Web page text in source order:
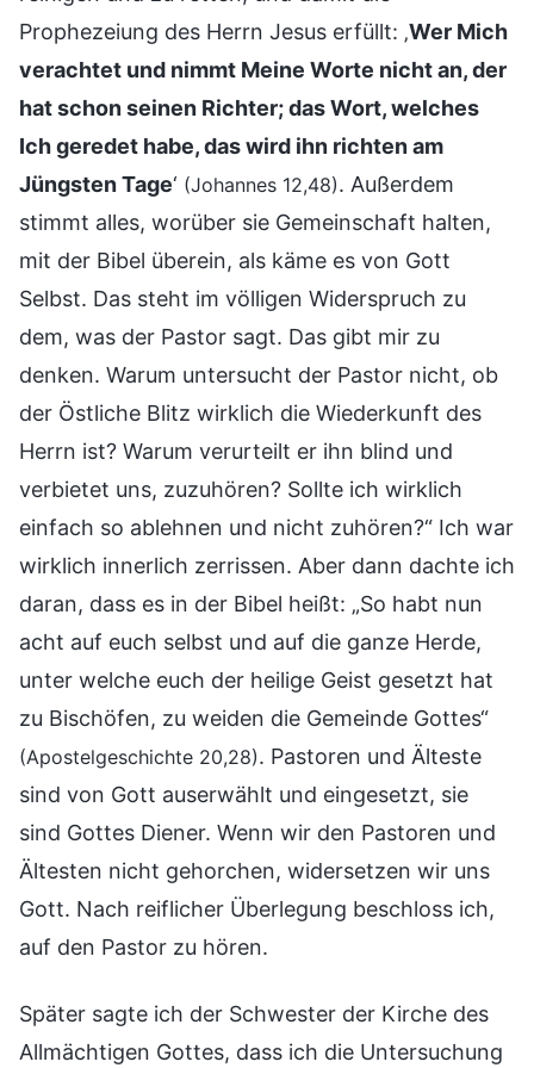
Prophezeiung des Herrn Jesus erfüllt: ‚Wer Mich
verachtet und nimmt Meine Worte nicht an, der
hat schon seinen Richter; das Wort, welches
Ich geredet habe, das wird ihn richten am
Jüngsten Tage‘ (Johannes 12,48). Außerdem
stimmt alles, worüber sie Gemeinschaft halten,
mit der Bibel überein, als käme es von Gott
Selbst. Das steht im völligen Widerspruch zu
dem, was der Pastor sagt. Das gibt mir zu
denken. Warum untersucht der Pastor nicht, ob
der Östliche Blitz wirklich die Wiederkunft des
Herrn ist? Warum verurteilt er ihn blind und
verbietet uns, zuzuhören? Sollte ich wirklich
einfach so ablehnen und nicht zuhören?“ Ich war
wirklich innerlich zerrissen. Aber dann dachte ich
daran, dass es in der Bibel heißt: „So habt nun
acht auf euch selbst und auf die ganze Herde,
unter welche euch der heilige Geist gesetzt hat
zu Bischöfen, zu weiden die Gemeinde Gottes“
(Apostelgeschichte 20,28). Pastoren und Älteste
sind von Gott auserwählt und eingesetzt, sie
sind Gottes Diener. Wenn wir den Pastoren und
Ältesten nicht gehorchen, widersetzen wir uns
Gott. Nach reiflicher Überlegung beschloss ich,
auf den Pastor zu hören.
Später sagte ich der Schwester der Kirche des
Allmächtigen Gottes, dass ich die Untersuchung